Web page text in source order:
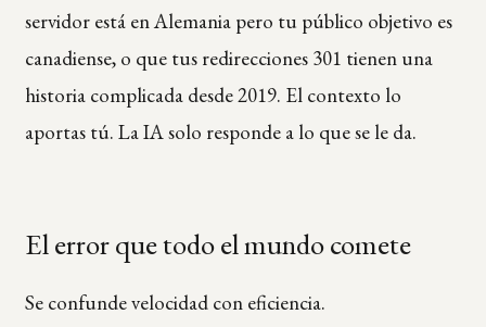
servidor está en Alemania pero tu público objetivo es
canadiense, o que tus redirecciones 301 tienen una
historia complicada desde 2019. El contexto lo
aportas tú. La IA solo responde a lo que se le da.
El error que todo el mundo comete
Se confunde velocidad con eficiencia.